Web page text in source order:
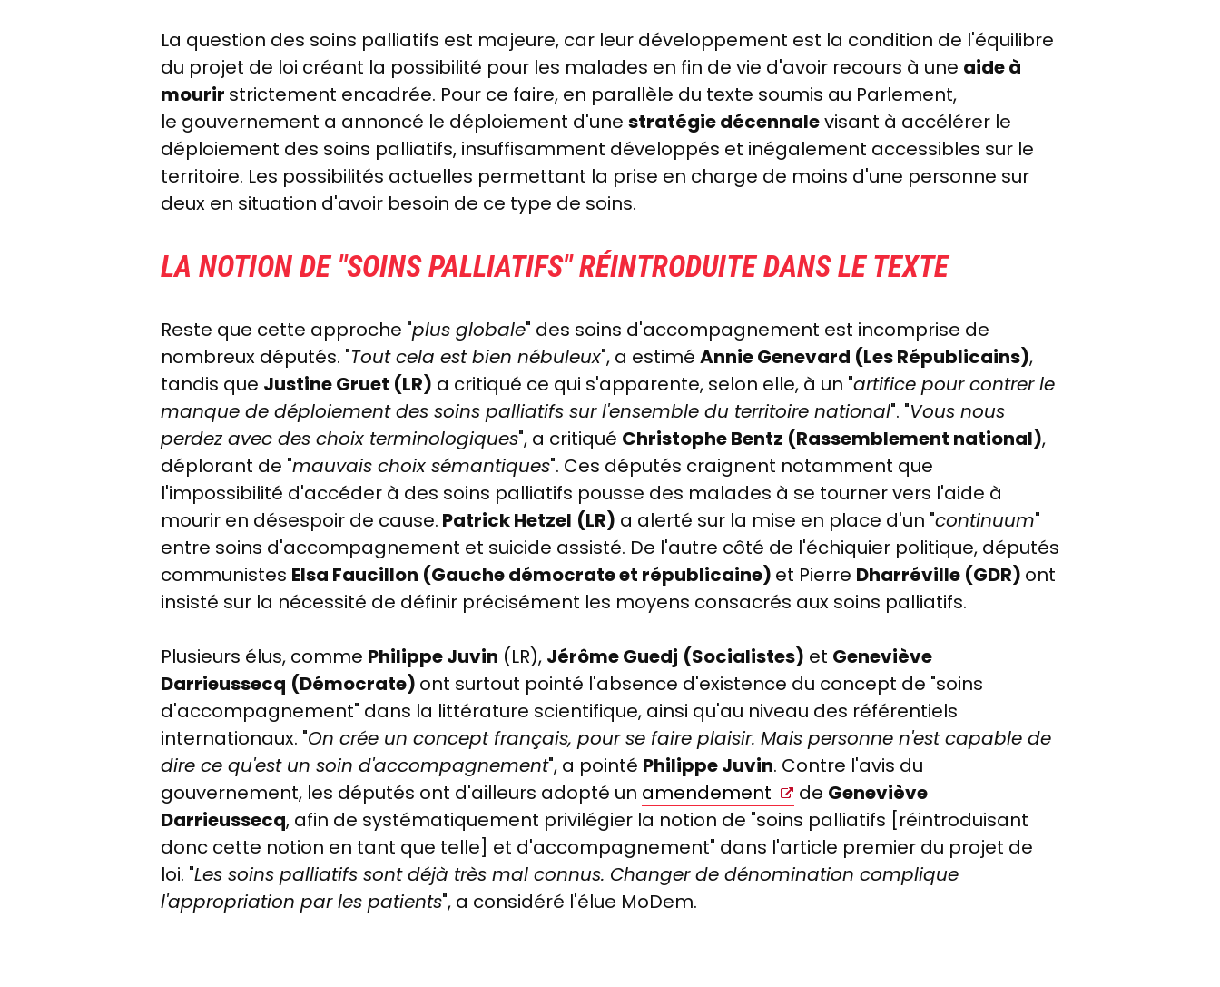
La question des soins palliatifs est majeure, car leur développement est la condition de l'équilibre
du projet de loi créant la possibilité pour les malades en fin de vie d'avoir recours à une aide à
mourir strictement encadrée. Pour ce faire, en parallèle du texte soumis au Parlement,
le gouvernement a annoncé le déploiement d'une stratégie décennalevisant à accélérer le
déploiement des soins palliatifs, insuffisamment développés et inégalement accessibles sur le
territoire. Les possibilités actuelles permettant la prise en charge de moins d'une personne sur
deux en situation d'avoir besoin de ce type de soins.
LA NOTION DE "SOINS PALLIATIFS" RÉINTRODUITE DANS LE TEXTE
Reste que cette approche "plus globale" des soins d'accompagnement est incomprise de
nombreux députés. "Tout cela est bien nébuleux", a estimé Annie Genevard (Les Républicains),
tandis que Justine Gruet (LR) a critiqué ce qui s'apparente, selon elle, à un "artifice pour contrer le
manque de déploiement des soins palliatifs sur l'ensemble du territoire national". "Vous nous
perdez avec des choix terminologiques", a critiqué Christophe Bentz (Rassemblement national),
déplorant de "mauvais choix sémantiques". Ces députés craignent notamment que
l'impossibilité d'accéder à des soins palliatifs pousse des malades à se tourner vers l'aide à
mourir en désespoir de cause. Patrick Hetzel (LR) a alerté sur la mise en place d'un "continuum"
entre soins d'accompagnement et suicide assisté. De l'autre côté de l'échiquier politique, députés
communistes Elsa Faucillon (Gauche démocrate et républicaine) et Pierre Dharréville (GDR) ont
insisté sur la nécessité de définir précisément les moyens consacrés aux soins palliatifs.
Plusieurs élus, comme Philippe Juvin (LR), Jérôme Guedj (Socialistes) et Geneviève
Darrieussecq (Démocrate) ont surtout pointé l'absence d'existence du concept de "soins
d'accompagnement" dans la littérature scientifique, ainsi qu'au niveau des référentiels
internationaux. "On crée un concept français, pour se faire plaisir. Mais personne n'est capable de
dire ce qu'est un soin d'accompagnement", a pointé Philippe Juvin. Contre l'avis du
gouvernement, les députés ont d'ailleurs adopté un amendement de Geneviève
Darrieussecq, afin de systématiquement privilégier la notion de "soins palliatifs [réintroduisant
donc cette notion en tant que telle] et d'accompagnement" dans l'article premier du projet de
loi. "Les soins palliatifs sont déjà très mal connus. Changer de dénomination complique
l'appropriation par les patients", a considéré l'élue MoDem.